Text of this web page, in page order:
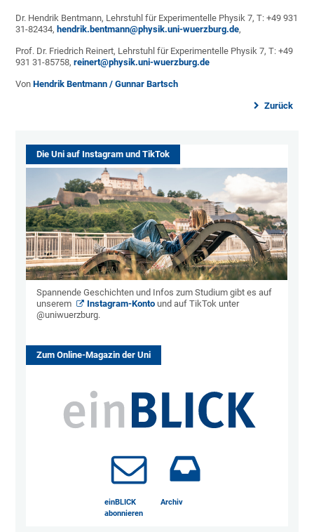
Dr. Hendrik Bentmann, Lehrstuhl für Experimentelle Physik 7, T: +49 931
31-82434, hendrik.bentmann@physik.uni-wuerzburg.de,
Prof. Dr. Friedrich Reinert, Lehrstuhl für Experimentelle Physik 7, T: +49
931 31-85758,reinert@physik.uni-wuerzburg.de
VonHendrik Bentmann / Gunnar Bartsch
Zurück
Die Uni auf Instagram und TikTok
Spannende Geschichten und Infos zum Studium gibt es auf
unserem
Instagram-Konto und auf TikTok unter
@uniwuerzburg.
Zum Online-Magazin der Uni
einBLICK
abonnieren
Archiv